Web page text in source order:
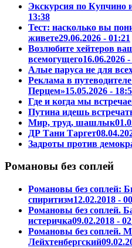
Экскурсия по Купчино
13:38
Тест: насколько вы
живете29.06.2026 - 01:21
Возлюбите хейтеров
всемогущего16.06.2026
Алые паруса не для
Реклама в
Перцем»15.05.2026 -
Где и когда мы
Путина идешь
Мир, труд, шашлык
ДР Тани Таргет
Задроты против
Романовы без соплей
Романовы без соплей:
спиритизм12.02.2018 -
Романовы без соплей.
истеричка09.02.2018 -
Романовы без соплей.
Лейхтенбергский